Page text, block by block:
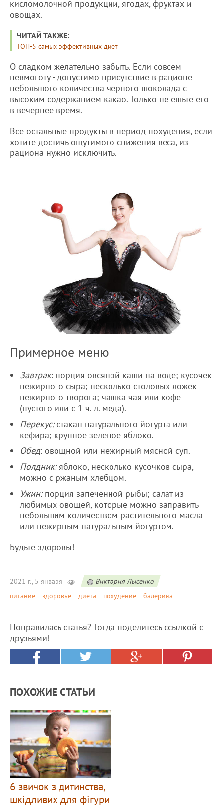
кисломолочной продукции, ягодах, фруктах и
овощах.
ЧИТАЙ ТАКЖЕ:
ТОП-5 самых эффективных диет
О сладком желательно забыть. Если совсем
невмоготу - допустимо присутствие в рационе
небольшого количества черного шоколада с
высоким содержанием какао. Только не ешьте его
в вечернее время.
Все остальные продукты в период похудения, если
хотите достичь ощутимого снижения веса, из
рациона нужно исключить.
Примерное меню
Завтрак: порция овсяной каши на воде; кусочек
нежирного сыра; несколько столовых ложек
нежирного творога; чашка чая или кофе
(пустого или с 1 ч. л. меда).
Перекус:стакан натурального йогурта или
кефира; крупное зеленое яблоко.
Обед: овощной или нежирный мясной суп.
Полдник:яблоко, несколько кусочков сыра,
можно с ржаным хлебцом.
Ужин:порция запеченной рыбы; салат из
любимых овощей, которые можно заправить
небольшим количеством растительного масла
или нежирным натуральным йогуртом.
Будьте здоровы!
2021 г., 5 января
Виктория Лысенко
питание
здоровье диета похудение балерина
Понравилась статья? Тогда поделитесь ссылкой с
друзьями!
ПОХОЖИЕ СТАТЬИ
6 звичок з дитинства,
шкідливих для фігури